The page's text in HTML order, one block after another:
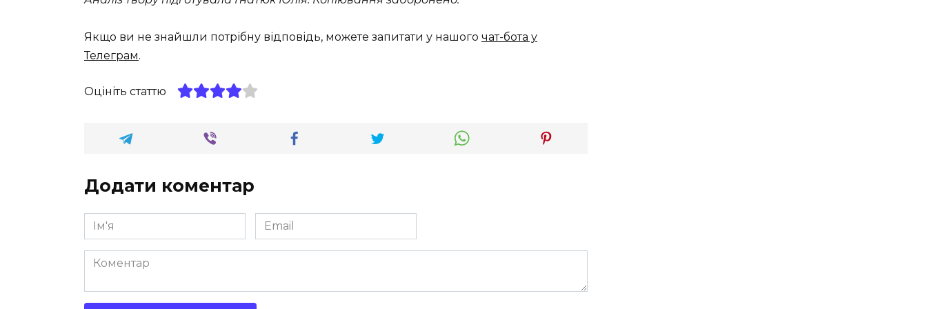
Якщо ви не знайшли потрібну відповідь, можете запитати у нашого чат-бота у
Телеграм.
Оцініть статтю
Додати коментар
Ім'я
*
Email
*
Коментар